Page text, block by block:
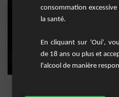
consommation
la santé.
En cliquant sur 'Oui',
de 18 ans ou plus et
l'alcool de manière